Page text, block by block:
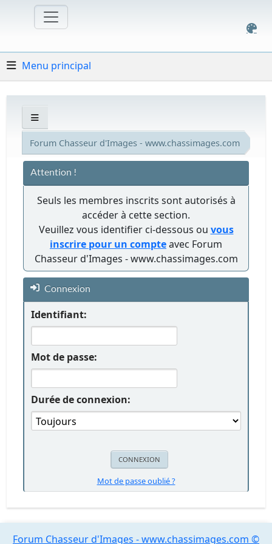
Menu principal
Forum Chasseur d'Images - www.chassimages.com
Attention !
Seuls les membres inscrits sont autorisés à
accéder à cette section.
Veuillez vous identifier ci-dessous ou vous
inscrire pour un compteavec Forum
Chasseur d'Images - www.chassimages.com
Connexion
Identifiant:
Mot de passe:
Durée de connexion:
Mot de passe oublié ?
Forum Chasseur d'Images - www.chassimages.com ©